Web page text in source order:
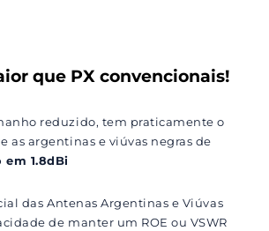
que PX convencionais!
reduzido, tem praticamente o
as argentinas e viúvas negras de
em 1.8dBi
das Antenas Argentinas e Viúvas
de manter um ROE ou VSWR